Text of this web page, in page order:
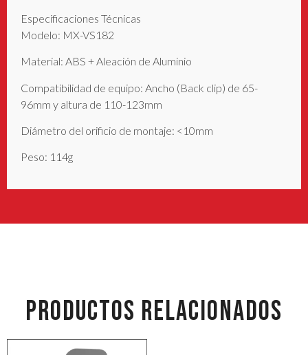
Especificaciones Técnicas
Modelo: MX-VS182
Material: ABS + Aleación de Aluminio
Compatibilidad de equipo: Ancho (Back clip) de 65-
96mm y altura de 110-123mm
Diámetro del orificio de montaje: <10mm
Peso: 114g
PRODUCTOS RELACIONADOS